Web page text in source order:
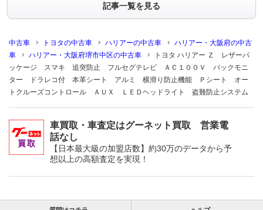
記事一覧を見る
中古車 トヨタの中古車 ハリアーの中古車
ハリアー・大阪府の中古
車
ハリアー・大阪府堺市中区の中古車
トヨタ ハリアー Ｚ レザーパ
ッケージ スマキ 追突防止 フルセグテレビ ＡＣ１００Ｖ バックモニ
ター ドラレコ付 本革シート アルミ 横滑り防止機能 Ｐシート オー
トクルーズコントロール ＡＵＸ ＬＥＤヘッドライト 盗難防止システム
車買取・車査定はグーネット買取 営業電
話なし
【日本最大級の加盟店数】約30万のデータから予
想以上の高額査定を実現！